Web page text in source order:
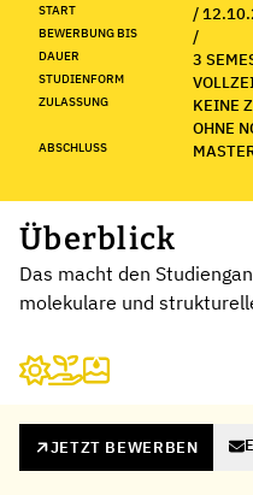
START /
BEWERBUNG BIS /
DAUER 3
STUDIENFORM
ZULASSUNG
KEINE
OHNE
ABSCHLUSS
Überblick
Das macht den
molekulare und
JETZT BEWERBEN